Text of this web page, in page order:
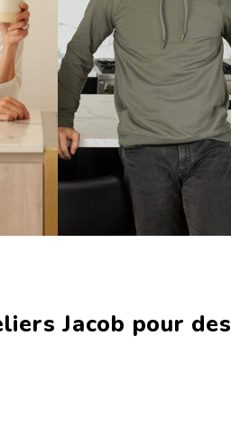
Jacob pour des